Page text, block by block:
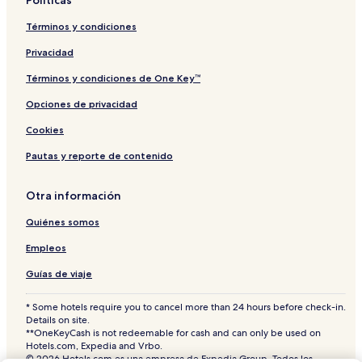
Hoteles cerca de Sa Platja Gran
Hoteles en Son Xoriguer
Hoteles familiares en Son Xoriguer
Hoteles en Ciudadela de Menorca
Hoteles cerca de Codolar de Biniatram
Hoteles cerca de Parque acuático Aqua Center
Hoteles cerca de Museo Municipal de Ciutadella
Departamentos en Playa Cala es Talaier
Casas de huéspedes en Ciudadela de Menorca
Hoteles en Son Cabrises
Hoteles 3 estrellas en Playa Cala es Talaier
Hoteles cerca de Palau Saura
Hoteles familiares cerca de Playa Cala Macarella
Hoteles en Tres Alquerías
Términos y condiciones
Privacidad
Términos y condiciones de One Key™
Opciones de privacidad
Cookies
Pautas y reporte de contenido
Otra información
Quiénes somos
Empleos
Guías de viaje
* Some hotels require you to cancel more than 24 hours before check-in.
Details on site.
**OneKeyCash is not redeemable for cash and can only be used on
Hotels.com, Expedia and Vrbo.
© 2026 Hotels.com es una empresa de Expedia Group. Todos los